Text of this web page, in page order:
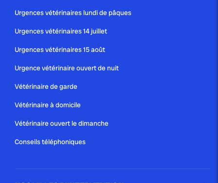
publié le 18 février 2021
COMPAGNIE D’UN ANIMAL
compagnie d’un animal apporte bien-être et réconfort
Urgences vétérinaires lundi de pâques
Urgences vétérinaires 14 juillet
Urgences vétérinaires 15 août
Urgence vétérinaire ouvert de nuit
Vétérinaire de garde
Vétérinaire à domicile
Vétérinaire ouvert le dimanche
Conseils téléphoniques